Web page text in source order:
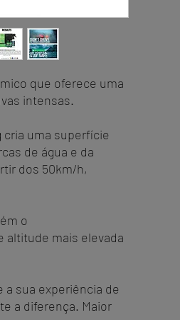
que oferece uma
intensas.
cria uma superfície
de água e da
dos 50km/h,
o
altitude mais elevada
a sua experiência de
a diferença. Maior